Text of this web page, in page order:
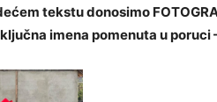
tekstu donosimo
imena pomenuta u poruci